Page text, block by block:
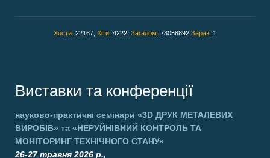
Хости: 22167, Хіти: 4222, Загалом: 73058892 Зараз: 1
Виставки та конференції
науково-практичні семінари «3D ДРУК МЕТАЛЕВИХ
ВИРОБІВ» та «НЕРУЙНІВНИЙ КОНТРОЛЬ ТА
МОНІТОРИНГ ТЕХНІЧНОГО СТАНУ»
26-27 травня 2026 р.,